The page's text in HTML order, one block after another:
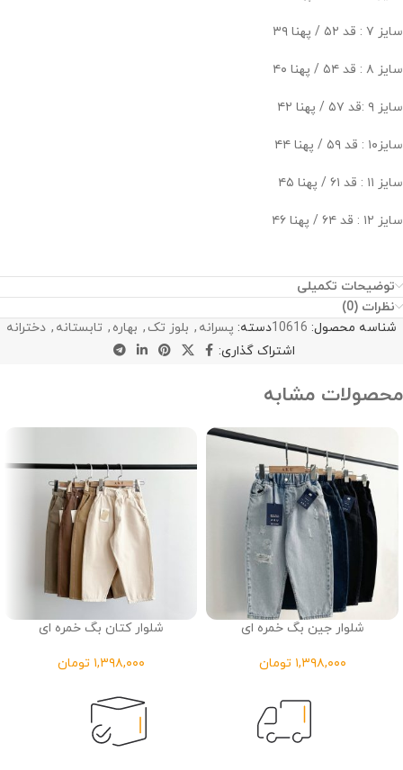
سایز ۷ : قد ۵۲ / پهنا ۳۹
سایز ۸ : قد ۵۴ / پهنا ۴۰
سایز ۹ :قد ۵۷ / پهنا ۴۲
سایز۱۰ : قد ۵۹ / پهنا ۴۴
سایز ۱۱ : قد ۶۱ / پهنا ۴۵
سایز ۱۲ : قد ۶۴ / پهنا ۴۶
توضیحات تکمیلی
نظرات (0)
شناسه محصول: 10616دسته: پسرانه , بلوز تک , بهاره , تابستانه , دخترانه
اشتراک گذاری:
محصولات مشابه
شلوار جین بگ خمره ای
تومان
شلوار کتان بگ خمره ای
تومان